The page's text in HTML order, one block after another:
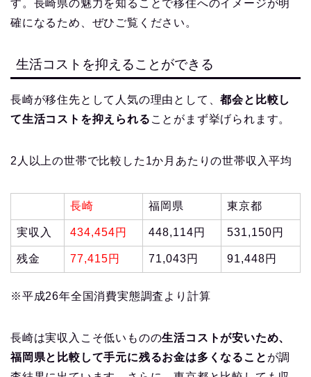
す。長崎県の魅力を知ることで移住へのイメージが明
確になるため、ぜひご覧ください。
生活コストを抑えることができる
長崎が移住先として人気の理由として、都会と比較し
て生活コストを抑えられる ことがまず挙げられます。
2人以上の世帯で比較した1か月あたりの世帯収入平均
長崎 福岡県 東京都
実収入 434,454円 448,114円 531,150円
残金 77,415円 71,043円 91,448円
※平成26年全国消費実態調査より計算
長崎は実収入こそ低いものの生活コストが安いため、
福岡県と比較して手元に残るお金は多くなること が調